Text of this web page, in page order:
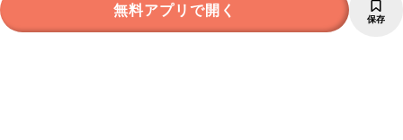
無料アプリで開く 保存